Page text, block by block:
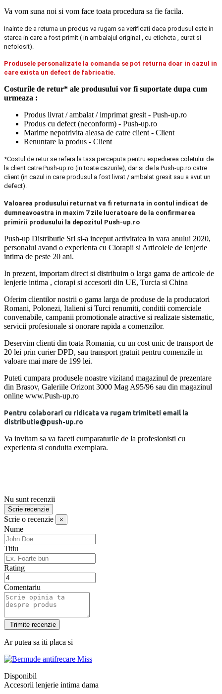
Va vom suna noi si vom face toata procedura sa fie facila.
Inainte de a returna un produs va rugam sa verificati daca produsul este in
starea in care a fost primit ( in ambalajul original , cu eticheta , curat si
nefolosit).
Produsele personalizate la comanda se pot returna doar in cazul in
care exista un defect de fabricatie.
Costurile de retur* ale produsului vor fi suportate dupa cum
urmeaza :
Produs livrat / ambalat / imprimat gresit - Push-up.ro
Produs cu defect (neconform) - Push-up.ro
Marime nepotrivita aleasa de catre client - Client
Renuntare la produs - Client
*Costul de retur se refera la taxa perceputa pentru expedierea coletului de
la client catre Push-up.ro (in toate cazurile), dar si de la Push-up.ro catre
client (in cazul in care produsul a fost livrat / ambalat gresit sau a avut un
defect).
Valoarea produsului returnat va fi returnata in contul indicat de
dumneavoastra in maxim 7 zile lucratoare de la confirmarea
primirii produsului la depozitul Push-up.ro
Push-up Distributie Srl si-a inceput activitatea in vara anului 2020,
personalul avand o experienta cu Ciorapii si Articolele de lenjerie
intima de peste 20 ani.
In prezent, importam direct si distribuim o larga gama de articole de
lenjerie intima , ciorapi si accesorii din UE, Turcia si China
Oferim clientilor nostrii o gama larga de produse de la producatori
Romani, Polonezi, Italieni si Turci renumiti, conditii comerciale
convenabile, campanii promotionale atractive si realizate sistematic,
servicii profesionale si onorare rapida a comenzilor.
Deservim clienti din toata Romania, cu un cost unic de transport de
20 lei prin curier DPD, sau transport gratuit pentru comenzile in
valoare mai mare de 199 lei.
Puteti cumpara produsele noastre vizitand magazinul de prezentare
din Brasov, Galeriile Orizont 3000 Mag A95/96 sau din magazinul
online www.Push-up.ro
Pentru colaborari cu ridicata va rugam trimiteti email la
distributie@push-up.ro
Va invitam sa va faceti cumparaturile de la profesionisti cu
experienta si conduita exemplara.
Nu sunt recenzii
Scrie recenzie
Scrie o recenzie ×
Nume
Titlu
Rating
Comentariu
Ar putea sa iti placa si
Disponibil
Accesorii lenjerie intima dama